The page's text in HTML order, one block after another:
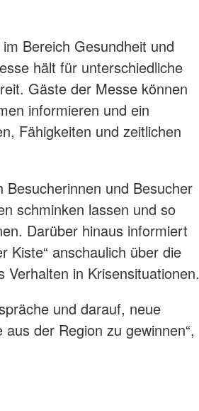
Bereich Gesundheit und
hält für unterschiedliche
Gäste der Messe können
informieren und ein
Fähigkeiten und zeitlichen
und Besucher
schminken lassen und so
Darüber hinaus informiert
Kiste“ anschaulich über die
in Krisensituationen.
und darauf, neue
der Region zu gewinnen“,